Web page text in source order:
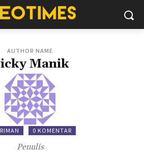
AUTHOR NAME
Manik
0 KOMENTAR
Penulis